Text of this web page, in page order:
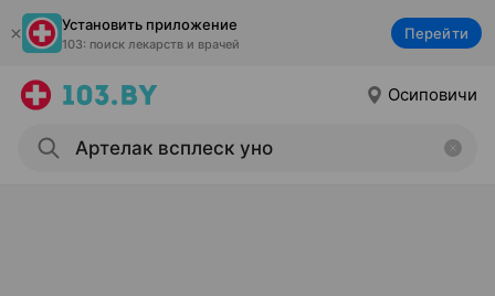
Установить приложение
103: поиск лекарств и врачей
Перейти
Осиповичи